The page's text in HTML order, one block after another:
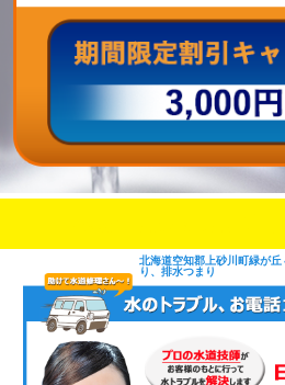
北海道空知郡上砂川町緑が
り、排水つまり